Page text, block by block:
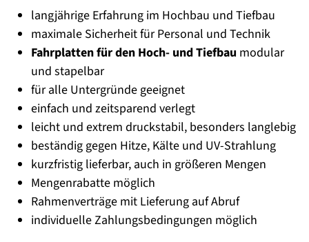
langjährige Erfahrung im Hochbau und Tiefbau
maximale Sicherheit für Personal und Technik
Fahrplatten für den Hoch- und Tiefbau modular
und stapelbar
für alle Untergründe geeignet
einfach und zeitsparend verlegt
leicht und extrem druckstabil, besonders langlebig
beständig gegen Hitze, Kälte und UV-Strahlung
kurzfristig lieferbar, auch in größeren Mengen
Mengenrabatte möglich
Rahmenverträge mit Lieferung auf Abruf
individuelle Zahlungsbedingungen möglich